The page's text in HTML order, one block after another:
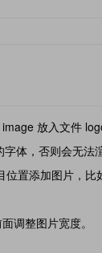
放入文件
体，否则会无法
置添加图片，
调整图片宽度。